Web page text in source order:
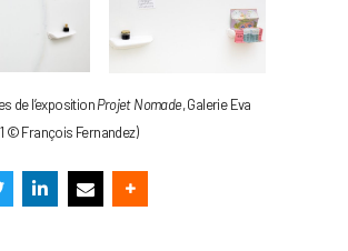
de l’expositionProjet Nomade, Galerie Eva
© François Fernandez)